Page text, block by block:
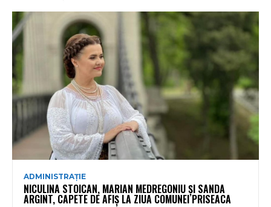
ADMINISTRAȚIE
NICULINA STOICAN, MARIAN MEDREGONIU ȘI SANDA
ARGINT, CAPETE DE AFIȘ LA ZIUA COMUNEI PRISEACA